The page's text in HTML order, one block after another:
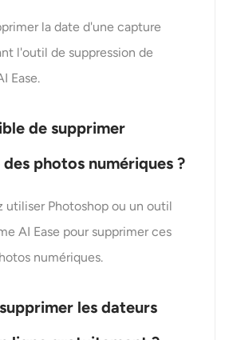
la date d'une capture
l'outil de suppression de
Ease.
de supprimer
photos numériques ?
utiliser Photoshop ou un outil
AI Ease pour supprimer ces
numériques.
les dateurs